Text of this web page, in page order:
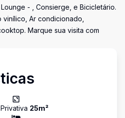
- , Consierge, e Bicicletário.
Ar condicionado,
Marque sua visita com
25m²